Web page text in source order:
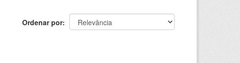
Ordenar por